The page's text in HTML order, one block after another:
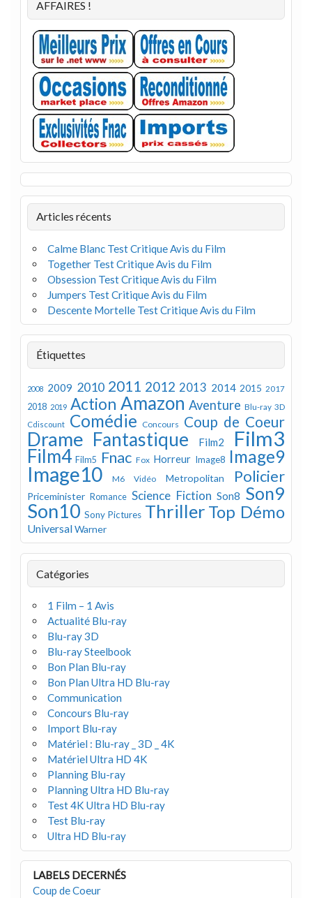
AFFAIRES !
Articles récents
Calme Blanc Test Critique Avis du Film
Together Test Critique Avis du Film
Obsession Test Critique Avis du Film
Jumpers Test Critique Avis du Film
Descente Mortelle Test Critique Avis du Film
Étiquettes
2008 2009 2010 2011 2012 2013 2014 2015 2017
2018 2019 Action Amazon Aventure Blu-ray 3D
Cdiscount Comédie Concours Coup de Coeur
Drame Fantastique Film2 Film3
Film4 Film5 Fnac Fox Horreur Image8 Image9
Image10 M6 Vidéo Metropolitan Policier
Priceminister Romance Science Fiction Son8 Son9
Son10 Sony Pictures Thriller Top Démo
UniversalWarner
Catégories
1 Film – 1 Avis
Actualité Blu-ray
Blu-ray 3D
Blu-ray Steelbook
Bon Plan Blu-ray
Bon Plan Ultra HD Blu-ray
Communication
Concours Blu-ray
Import Blu-ray
Matériel : Blu-ray _ 3D _ 4K
Matériel Ultra HD 4K
Planning Blu-ray
Planning Ultra HD Blu-ray
Test 4K Ultra HD Blu-ray
Test Blu-ray
Ultra HD Blu-ray
LABELS DECERNÉS
Coup de Coeur